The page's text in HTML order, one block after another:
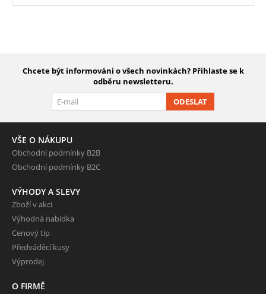
Chcete být informováni o všech novinkách? Přihlaste se k
odběru newsletteru.
ODESLAT
VŠE O NÁKUPU
Obchodní podmínky B2B
Obchodní podmínky B2C
VÝHODY A SLEVY
Zboží v akci
Výhodná nabídka
Cenový tip
Předváděcí kusy
Výprodej
O FIRMĚ